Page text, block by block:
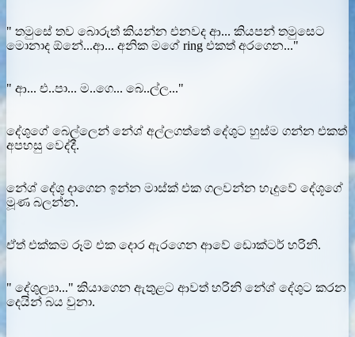
" තමුසේ තව බොරුත් කියන්න එනවද ආ... කියපන් තමුසෙට
මොනාද ඕනේ...ආ... අනික මගේ ring එකත් අරගෙන..."
" ආ... එ..පා... ම..ගෙ... බෙ..ල්ල..."
දේශුගේ බෙල්ලෙන් නේශ් අල්ලගත්තේ දේශුට හුස්ම ගන්න එකත්
අපහසු වෙද්දී.
නේශ් දේශු දාගෙන ඉන්න මාස්ක් එක ගලවන්න හැදුවේ දේශූගේ
මූණ බලන්න.
ඒත් එක්කම රූම් එක දොර ඇරගෙන ආවේ ඩොක්ටර් හරිනි.
" දේශුල්‍යා..." කියාගෙන ඇතුළට ආවත් හරිනි නේශ් දේශුට කරන
දෙයින් බය වුනා.